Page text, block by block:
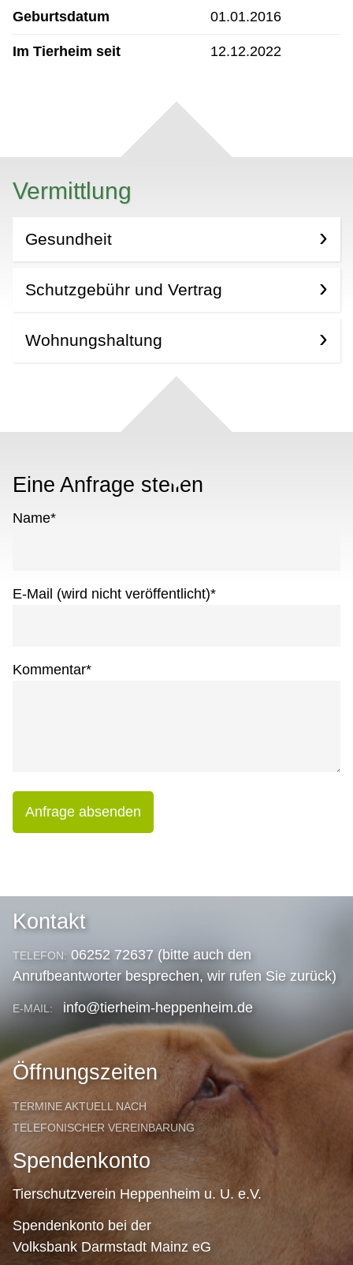
Geburtsdatum 01.01.2016
Im Tierheim seit 12.12.2022
Vermittlung
Gesundheit
Schutzgebühr und Vertrag
Wohnungshaltung
Eine Anfrage stellen
Name*
E-Mail (wird nicht veröffentlicht)*
Kommentar*
Anfrage absenden
Kontakt
TELEFON: 06252 72637 (bitte auch den
Anrufbeantworter besprechen, wir rufen Sie zurück)
E-MAIL: info@tierheim-heppenheim.de
Öffnungszeiten
TERMINE AKTUELL NACH
TELEFONISCHER VEREINBARUNG
Spendenkonto
Tierschutzverein Heppenheim u. U. e.V.
Spendenkonto bei der
Volksbank Darmstadt Mainz eG